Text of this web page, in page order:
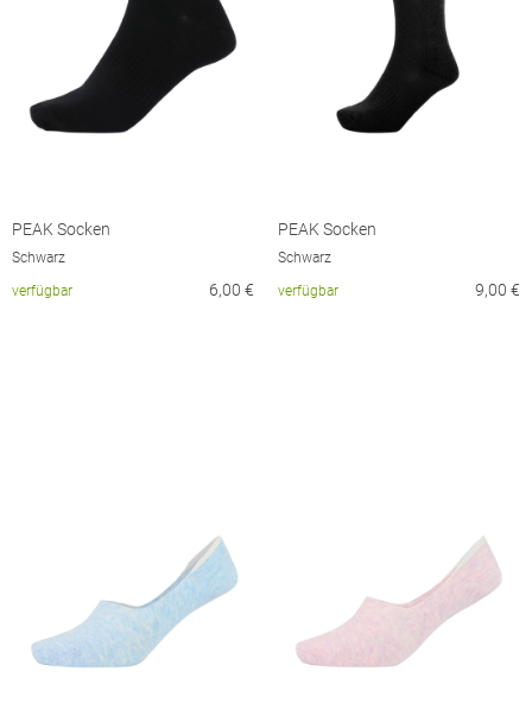
PEAK Socken
Schwarz
verfügbar
6,00 €
PEAK Socken
Schwarz
verfügbar
9,00 €